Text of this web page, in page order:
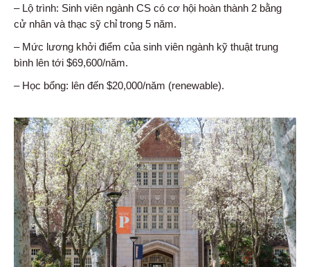
– Lộ trình: Sinh viên ngành CS có cơ hội hoàn thành 2 bằng
cử nhân và thạc sỹ chỉ trong 5 năm.
– Mức lương khởi điểm của sinh viên ngành kỹ thuật trung
bình lên tới $69,600/năm.
– Học bổng: lên đến $20,000/năm (renewable).